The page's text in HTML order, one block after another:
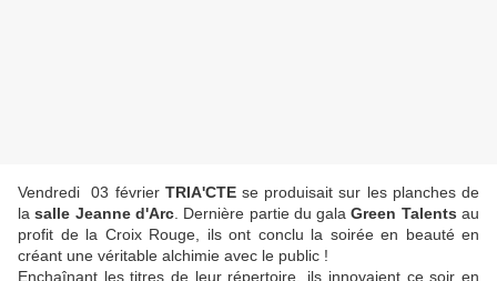
Vendredi 03 février TRIA'CTEse produisait sur les planches de
lasalle Jeanne d'Arc. Dernière partie du galaGreen Talents au
profit de la Croix Rouge, ils ont conclu la soirée en beauté en
créant une véritable alchimie avec le public !
Enchaînant les titres de leur répertoire, ils innovaient ce soir en